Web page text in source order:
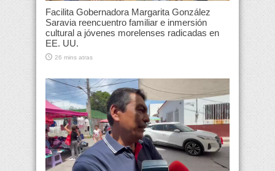
Facilita Gobernadora Margarita González
Saravia reencuentro familiar e inmersión
cultural a jóvenes morelenses radicadas en
EE. UU.
26 mins atras